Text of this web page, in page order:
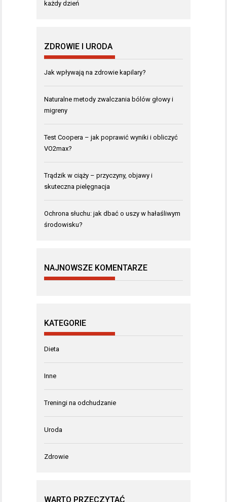
każdy dzień
ZDROWIE I URODA
Jak wpływają na zdrowie kapilary?
Naturalne metody zwalczania bólów głowy i
migreny
Test Coopera – jak poprawić wyniki i obliczyć
VO2max?
Trądzik w ciąży – przyczyny, objawy i
skuteczna pielęgnacja
Ochrona słuchu: jak dbać o uszy w hałaśliwym
środowisku?
NAJNOWSZE KOMENTARZE
KATEGORIE
Dieta
Inne
Treningi na odchudzanie
Uroda
Zdrowie
WARTO PRZECZYTAĆ